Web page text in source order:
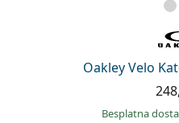
Oakley Velo
Besplatna